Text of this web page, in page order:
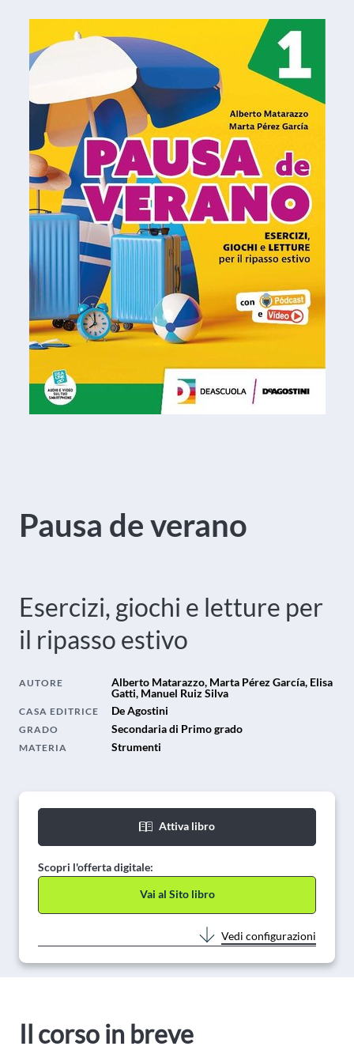
Pausa de verano
Esercizi, giochi e letture per
il ripasso estivo
AUTORE
Alberto Matarazzo, Marta Pérez García, Elisa
Gatti, Manuel Ruiz Silva
CASA EDITRICE De Agostini
GRADO Secondaria di Primo grado
MATERIA Strumenti
Attiva libro
Scopri l'offerta digitale:
Vai al Sito libro
Vedi configurazioni
Il corso in breve